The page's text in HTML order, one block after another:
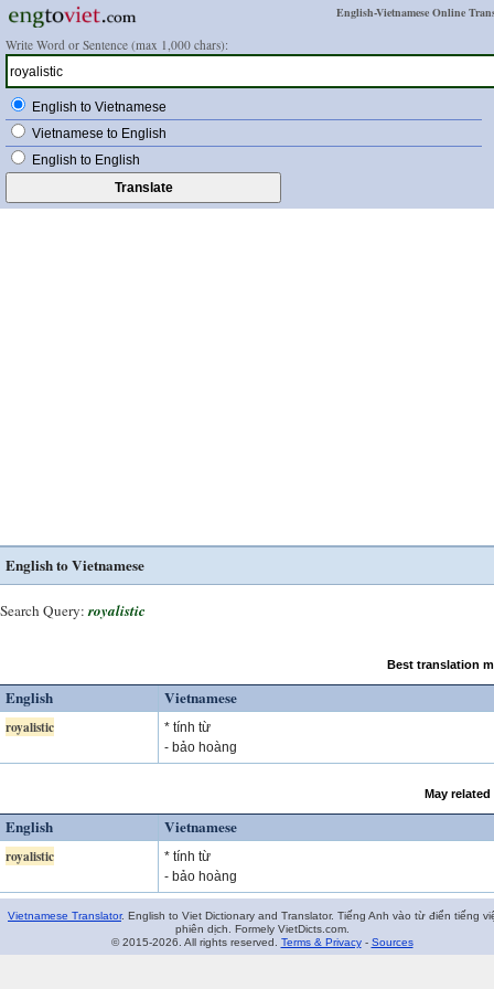
English-Vietnamese Online
Write Word or Sentence (max 1,000 chars):
English to Vietnamese
Vietnamese to English
English to English
English to Vietnamese
Search Query: royalistic
Best translation
English Vietnamese
royalistic
* tính từ
- bảo hoàng
May
English Vietnamese
royalistic
* tính từ
- bảo hoàng
Vietnamese Translator. English to Viet Dictionary and Translator. Tiếng Anh vào từ điển tiếng
phiên dịch. Formely VietDicts.com.
© 2015-2026. All rights reserved. Terms & Privacy- Sources